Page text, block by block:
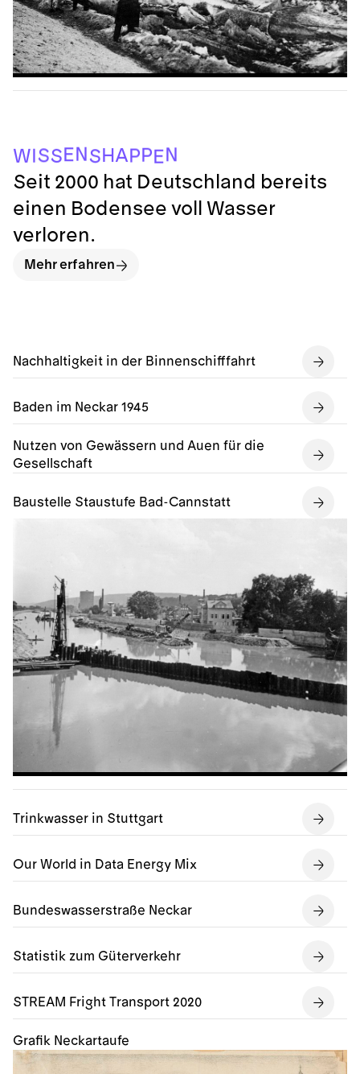
Nachhaltigkeit in der Binnenschifffahrt
Baden im Neckar 1945
Nutzen von Gewässern und Auen für die
Gesellschaft
Baustelle Staustufe Bad-Cannstatt
Trinkwasser in Stuttgart
Our World in Data Energy Mix
Bundeswasserstraße Neckar
Statistik zum Güterverkehr
STREAM Fright Transport 2020
Grafik Neckartaufe
WISSENS H APPEN
Seit 2000 hat Deutschland bereits
einen Bodensee voll Wasser
verloren.
Mehr erfahren